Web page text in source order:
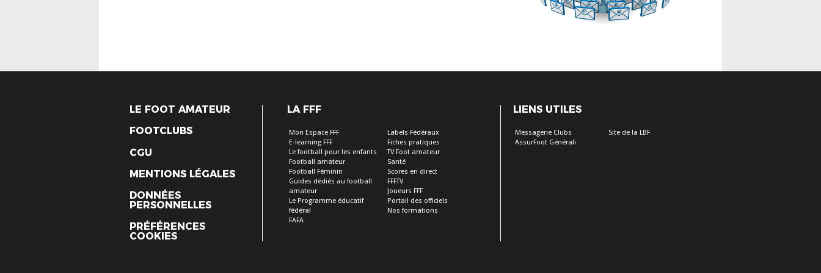
LE FOOT AMATEUR
FOOTCLUBS
CGU
MENTIONS LÉGALES
DONNÉES
PERSONNELLES
PRÉFÉRENCES
COOKIES
LA FFF
Mon Espace FFF
E-learning FFF
Le football pour les enfants
Football amateur
Football Féminin
Guides dédiés au football
amateur
Le Programme éducatif
fédéral
FAFA
Labels Fédéraux
Fiches pratiques
TV Foot amateur
Santé
Scores en direct
FFFTV
Joueurs FFF
Portail des officiels
Nos formations
LIENS UTILES
Messagerie Clubs
AssurFoot Générali
Site de la LBF